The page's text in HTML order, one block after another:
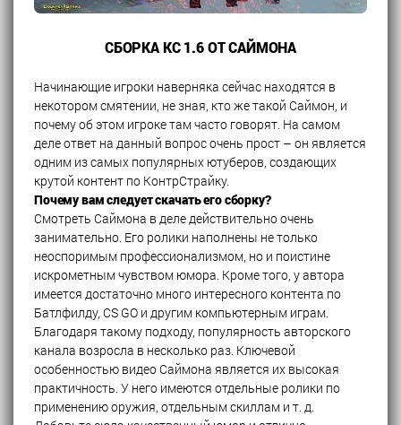
СБОРКА КС 1.6 ОТ САЙМОНА
Начинающие игроки наверняка сейчас находятся в
некотором смятении, не зная, кто же такой Саймон, и
почему об этом игроке там часто говорят. На самом
деле ответ на данный вопрос очень прост – он является
одним из самых популярных ютуберов, создающих
крутой контент по КонтрСтрайку.
Почему вам следует скачать его сборку?
Смотреть Саймона в деле действительно очень
занимательно. Его ролики наполнены не только
неоспоримым профессионализмом, но и поистине
искрометным чувством юмора. Кроме того, у автора
имеется достаточно много интересного контента по
Батлфилду, CS GO и другим компьютерным играм.
Благодаря такому подходу, популярность авторского
канала возросла в несколько раз. Ключевой
особенностью видео Саймона является их высокая
практичность. У него имеются отдельные ролики по
применению оружия, отдельным скиллам и т. д.